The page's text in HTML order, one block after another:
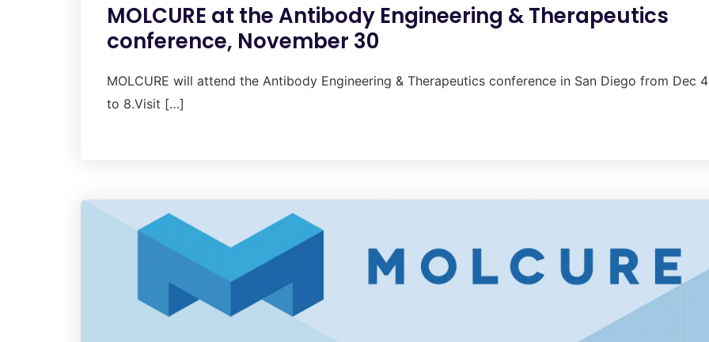
MOLCURE at the Antibody Engineering & Therapeutics
conference, November 30
MOLCURE will attend the Antibody Engineering & Therapeutics conference in San Diego from Dec 4
to 8.Visit […]